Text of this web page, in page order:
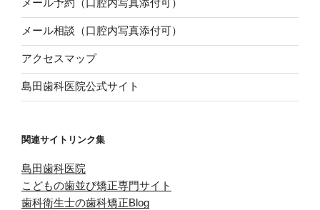
メール予約（口腔内写真添付可）
メール相談（口腔内写真添付可）
アクセスマップ
島田歯科医院公式サイト
関連サイトリンク集
島田歯科医院
こどもの歯並び矯正専門サイト
歯科衛生士の歯科矯正Blog